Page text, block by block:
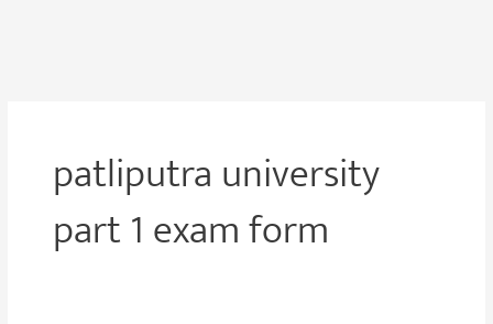
patliputra university
part 1 exam form